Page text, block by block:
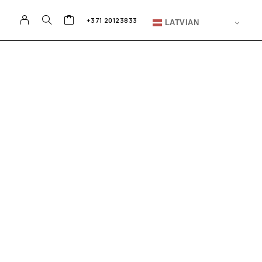
+371 20123833 LATVIAN